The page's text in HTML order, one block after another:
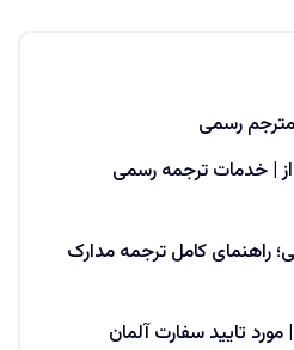
مترجم رسمی
| خدمات ترجمه رسمی
راهنمای کامل ترجمه مدارک
مورد تایید سفارت آلمان